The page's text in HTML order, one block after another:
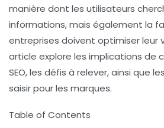
manière dont les utilisateurs
informations, mais également la
entreprises doivent optimiser leur
article explore les implications de
SEO, les défis à relever, ainsi que
saisir pour les marques.
Table of Contents